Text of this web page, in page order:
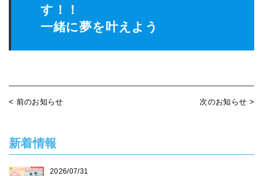
す！！
一緒に夢を叶えよう
< 前のお知らせ 次のお知らせ >
新着情報
2026/07/31